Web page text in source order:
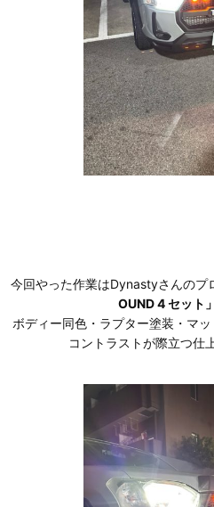
今回やった作業はDynastyさんのプ
OUND 4 セット」
ボディー同色・ラプター塗装・マ
コントラストが際立つ仕